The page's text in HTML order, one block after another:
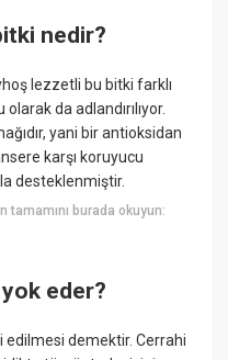
nedir?
lezzetli bu bitki farklı
da adlandırılıyor.
yani bir antioksidan
karşı koruyucu
desteklenmiştir.
tamamını burada okuyun:
eder?
demektir. Cerrahi